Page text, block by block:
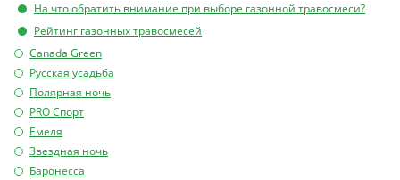
На что обратить внимание при выборе газонной травосмеси?
Рейтинг газонных травосмесей
Canada Green
Русская усадьба
Полярная ночь
PRO Спорт
Емеля
Звездная ночь
Баронесса